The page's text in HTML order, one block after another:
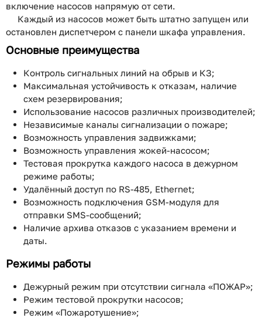
включение насосов напрямую от сети.
Каждый из насосов может быть штатно запущен или
остановлен диспетчером с панели шкафа управления.
Основные преимущества
Контроль сигнальных линий на обрыв и КЗ;
Максимальная устойчивость к отказам, наличие
схем резервирования;
Использование насосов различных производителей;
Независимые каналы сигнализации о пожаре;
Возможность управления задвижками;
Возможность управления жокей-насосом;
Тестовая прокрутка каждого насоса в дежурном
режиме работы;
Удалённый доступ по RS-485, Ethernet;
Возможность подключения GSM-модуля для
отправки SMS-сообщений;
Наличие архива отказов с указанием времени и
даты.
Режимы работы
Дежурный режим при отсутствии сигнала «ПОЖАР»;
Режим тестовой прокрутки насосов;
Режим «Пожаротушение»;